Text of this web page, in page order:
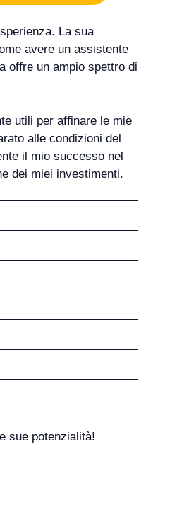
La sua
avere un assistente
offre un ampio spettro di
utili per affinare le mie
alle condizioni del
il mio successo nel
dei miei investimenti.
sue potenzialità!